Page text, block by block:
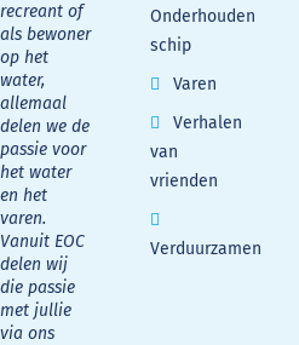
recreant of
als bewoner
op het
water,
allemaal
delen we de
passie voor
het water
en het
varen.
Vanuit EOC
delen wij
die passie
met jullie
via ons
Onderhouden
schip
Varen
Verhalen
van
vrienden
Verduurzamen